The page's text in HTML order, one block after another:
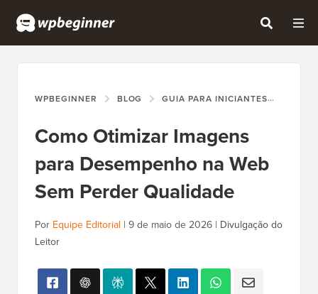
WPBEGINNER BLOG GUIA PARA INICIANTES
Como Otimizar Imagens
para Desempenho na Web
Sem Perder Qualidade
Por Equipe Editorial | 9 de maio de 2026 | Divulgação do
Leitor